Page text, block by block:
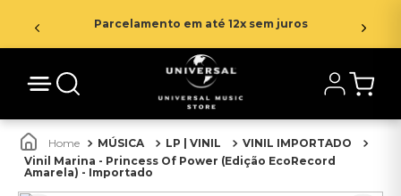
Parcelamento em até 12x sem juros
MÚSICA LP | VINIL
VINIL IMPORTADO
Vinil Marina - Princess Of Power (Edição EcoRecord
Amarela) - Importado